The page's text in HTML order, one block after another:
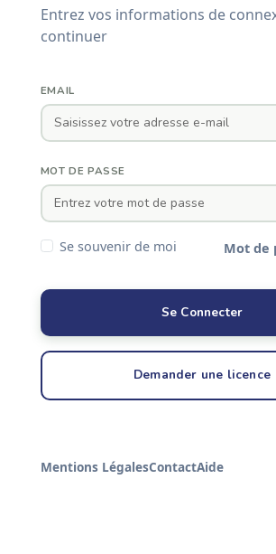
Entrez vos informations de
continuer
EMAIL
MOT DE PASSE
Se souvenir de moi Mot de
Se Connecter
Demander une licence
Mentions LégalesContactAide